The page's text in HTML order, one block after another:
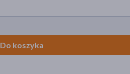
Do koszyka